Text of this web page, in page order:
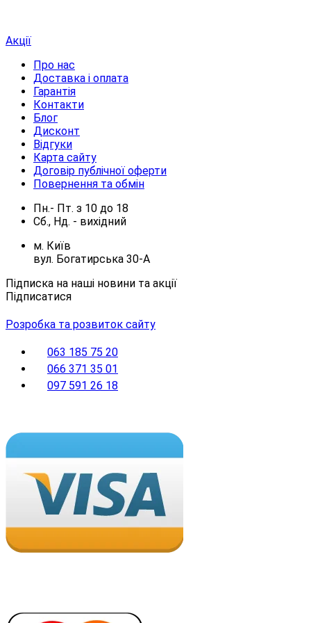
Акції
Про нас
Доставка і оплата
Гарантія
Контакти
Блог
Дисконт
Відгуки
Карта сайту
Договір публічної оферти
Повернення та обмін
Пн.- Пт. з 10 до 18
Сб., Нд. - вихідний
м. Київ
вул. Богатирська 30-А
Підписка на наші новини та акції
Підписатися
Розробка та розвиток сайту
063 185 75 20
066 371 35 01
097 591 26 18